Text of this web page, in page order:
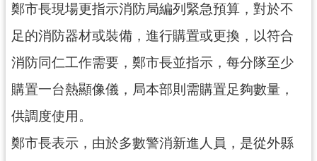
回
首
站
導
鄭市長現場更指示消防局編列緊急預算，對於不
足的消防器材或裝備，進行購置或更換，以符合
消防同仁工作需要，鄭市長並指示，每分隊至少
購置一台熱顯像儀，局本部則需購置足夠數量，
供調度使用。
鄭市長表示，由於多數警消新進人員，是從外縣